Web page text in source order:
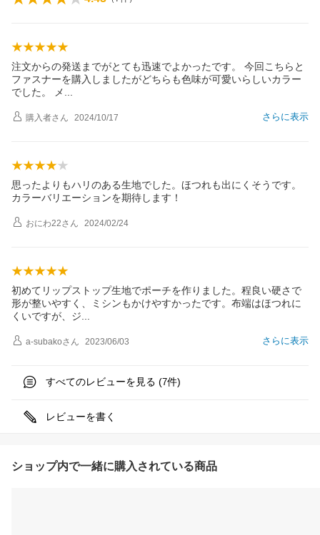
注文からの発送までがとても迅速でよかったです。 今回こちらと
ファスナーを購入しましたがどちらも色味が可愛いらしいカラー
でした。
メ
さらに表示
購入者さん 2024/10/17
思ったよりもハリのある生地でした。ほつれも出にくそうです。
カラーバリエーションを期待します！
おにわ22さん 2024/02/24
初めてリップストップ生地でポーチを作りました。程良い硬さで
形が整いやすく、ミシンもかけやすかったです。布端はほつれに
くいですが、 ジ
さらに表示
a-subakoさん 2023/06/03
すべてのレビューを見る (7件)
レビューを書く
ショップ内で一緒に購入されている商品